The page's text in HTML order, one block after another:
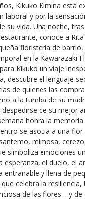
Kikuko Kimina está
laboral y por la
su vida. Una noche,
conoce a
floristería de
en la Kawarazaki
Kikuko un viaje
descubre el lenguaje
de quienes las
a la tumba de su
despedirse de su mejor
honra la memoria
se asocia a una
mimosa,
simboliza emociones
esperanza, el duelo, el
entrañable y llena de
celebra la resiliencia,
de las flores… y de